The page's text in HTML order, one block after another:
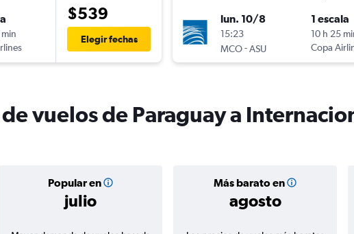
$539
Elegir fechas
lun. 10/8
15:23
MCO-ASU
1 escala
10 h 25
Copa
vuelos de Paraguay a
Popular en
julio
Más barato en
agosto